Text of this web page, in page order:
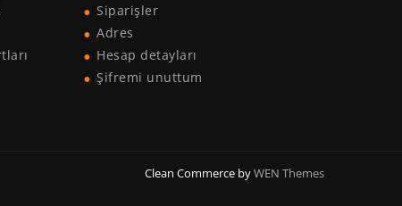
Siparişler
Adres
Hesap detayları
Şifremi unuttum
Clean Commerce byWEN Themes